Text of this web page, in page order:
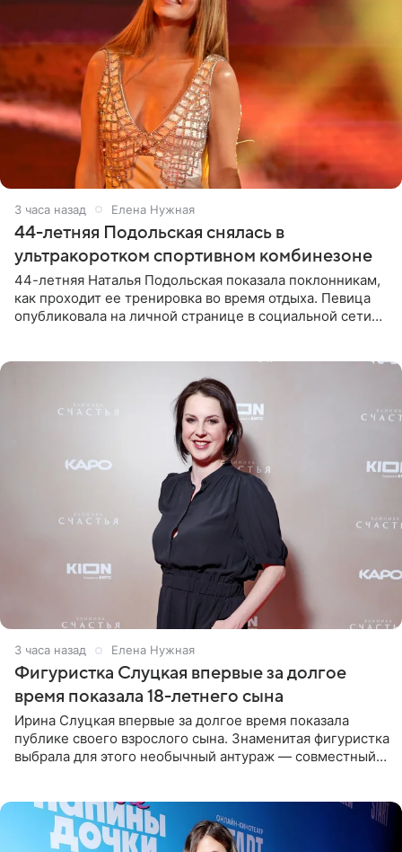
3 часа назад Елена Нужная
44-летняя Подольская снялась в
ультракоротком спортивном комбинезоне
44-летняя Наталья Подольская показала поклонникам,
как проходит ее тренировка во время отдыха. Певица
опубликовала на личной странице в социальной сети
3 часа назад Елена Нужная
Фигуристка Слуцкая впервые за долгое
время показала 18-летнего сына
Ирина Слуцкая впервые за долгое время показала
публике своего взрослого сына. Знаменитая фигуристка
выбрала для этого необычный антураж — совместный